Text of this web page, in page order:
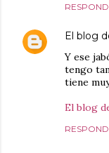
El blog
Y ese
tengo
tiene
El blog